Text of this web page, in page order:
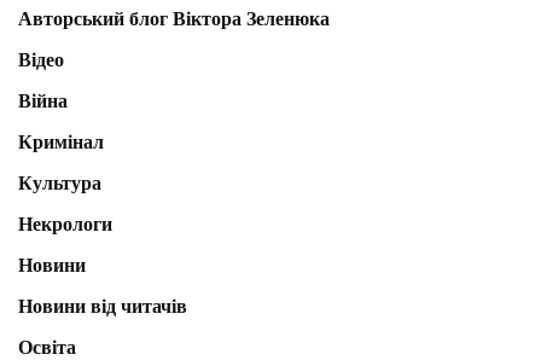
Авторський блог Віктора Зеленюка
Відео
Війна
Кримінал
Культура
Некрологи
Новини
Новини від читачів
Освіта